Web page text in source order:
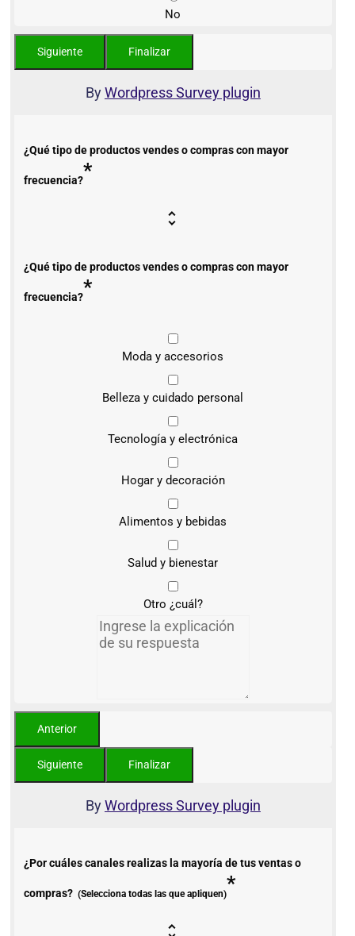
No
ByWordpress Survey plugin
¿Qué tipo de productos vendes o compras con mayor
frecuencia?*
¿Qué tipo de productos vendes o compras con mayor
frecuencia?*
Moda y accesorios
Belleza y cuidado personal
Tecnología y electrónica
Hogar y decoración
Alimentos y bebidas
Salud y bienestar
Otro ¿cuál?
ByWordpress Survey plugin
¿Por cuáles canales realizas la mayoría de tus ventas o
compras? (Selecciona todas las que apliquen)*